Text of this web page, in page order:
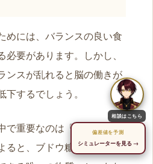
めには、バランスの良い食
要があります。しかし、
ンスが乱れると脳の働きが
するでしょう。
で重要なのは「ブドウ糖」
ると、ブドウ糖は「脳がエ
相談はこちら
偏差値を予測
シミュレーターを見る →